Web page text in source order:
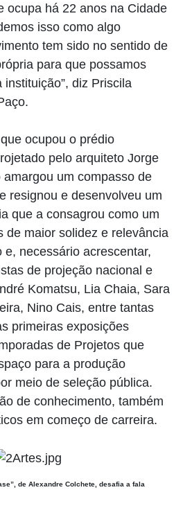
ocupa há 22 anos na Cidade
isso como algo
tem sido no sentido de
para que possamos
diz Priscila
ocupou o prédio
pelo arquiteto Jorge
um compasso de
resignou e desenvolveu um
que a consagrou como um
de maior solidez e relevância
e, necessário acrescentar,
de projeção nacional e
Komatsu, Lia Chaia, Sara
Nino Cais, entre tantas
primeiras exposições
de Projetos que
para a produção
meio de seleção pública.
de conhecimento, também
em começo de carreira.
de Alexandre Colchete, desafia a fala